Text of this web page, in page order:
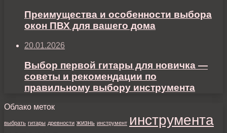
Преимущества и особенности выбора
окон ПВХ для вашего дома
20.01.2026
Выбор первой гитары для новичка —
советы и рекомендации по
правильному выбору инструмента
Облако меток
выбрать гитары древности жизнь инструмент инструмента